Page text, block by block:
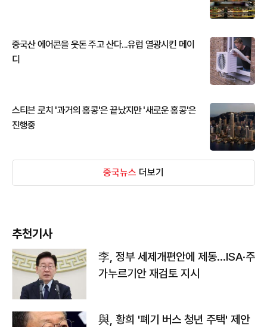
중국산 에어콘을 웃돈 주고 산다...유럽 열광시킨 메이
디
스티븐 로치 '과거의 홍콩'은 끝났지만 '새로운 홍콩'은
진행중
중국뉴스 더보기
추천기사
李, 정부 세제개편안에 제동…ISA·주
가누르기안 재검토 지시
與, 황희 '폐기 버스 청년 주택' 제안